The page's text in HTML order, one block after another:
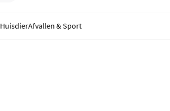
HuisdierAfvallen & Sport